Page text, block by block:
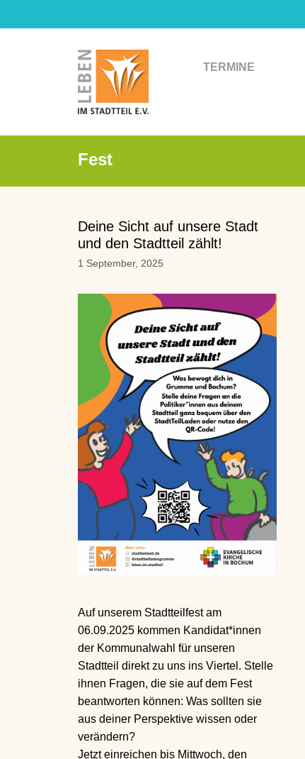
Inhalt
TERMINE
Fest
Deine Sicht auf unsere Stadt
und den Stadtteil zählt!
1 September, 2025
Auf unserem Stadtteilfest am
06.09.2025 kommen Kandidat*innen
der Kommunalwahl für unseren
Stadtteil direkt zu uns ins Viertel. Stelle
ihnen Fragen, die sie auf dem Fest
beantworten können: Was sollten sie
aus deiner Perspektive wissen oder
verändern?
Jetzt einreichen bis Mittwoch, den